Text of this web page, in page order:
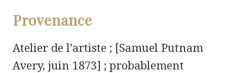
Provenance
Atelier de l’artiste ; [Samuel Putnam
Avery, juin 1873] ; probablement